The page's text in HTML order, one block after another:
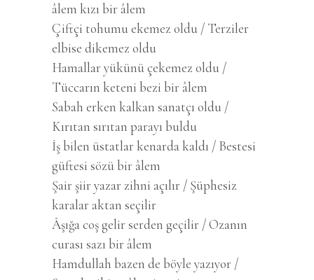
âlem kızı bir âlem
Çiftçi tohumu ekemez oldu / Terziler
elbise dikemez oldu
Hamallar yükünü çekemez oldu /
Tüccarın keteni bezi bir âlem
Sabah erken kalkan sanatçı oldu /
Kırıtan sırıtan parayı buldu
İş bilen üstatlar kenarda kaldı / Bestesi
güftesi sözü bir âlem
Şair şiir yazar zihni açılır / Şüphesiz
karalar aktan seçilir
Âşığa coş gelir serden geçilir / Ozanın
curası sazı bir âlem
Hamdullah bazen de böyle yazıyor /